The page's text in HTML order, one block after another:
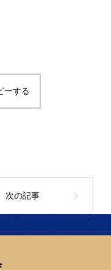
ーする